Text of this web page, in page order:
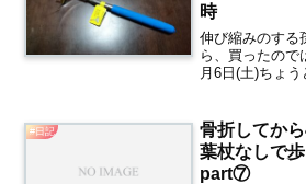
時
伸び縮みのする
ら、買ったので
月6日(土)ちょ
ました❗手が届
かたくなり、肩
らだと思い...
#日記
骨折してか
葉杖なしで歩
part⑦